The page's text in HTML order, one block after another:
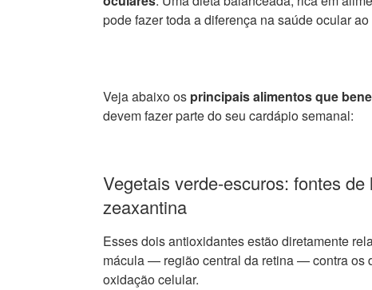
pode fazer toda a diferença na saúde ocular
Veja abaixo osprincipais alimentos que
devem fazer parte do seu cardápio semanal:
Vegetais verde-escuros: fontes de
zeaxantina
Esses dois antioxidantes estão diretamente
mácula — região central da retina — contra os
oxidação celular.